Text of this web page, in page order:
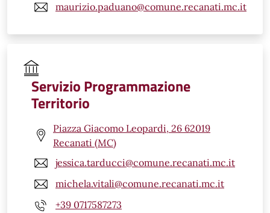
maurizio.paduano@comune.recanati.mc.it
Servizio Programmazione
Territorio
Piazza Giacomo Leopardi, 26 62019
Recanati (MC)
jessica.tarducci@comune.recanati.mc.it
michela.vitali@comune.recanati.mc.it
+39 0717587273